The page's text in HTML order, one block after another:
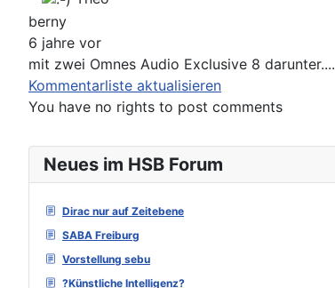
Neues im HSB Forum
Dirac nur auf Zeitebene
SABA Freiburg
Vorstellung sebu
?Künstliche Intelligenz?
berny
6 jahre vor
mit zwei Omnes Audio Exclusive 8 darunter....
Kommentarliste aktualisieren
You have no rights to post comments